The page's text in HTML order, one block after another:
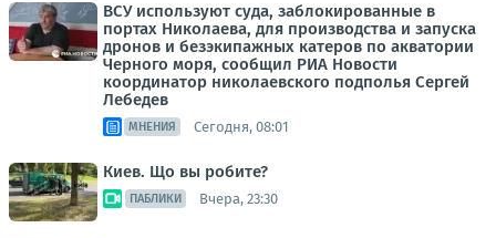
ВСУ используют суда, заблокированные в
портах Николаева, для производства и запуска
дронов и безэкипажных катеров по акватории
Черного моря, сообщил РИА Новости
координатор николаевского подполья Сергей
Лебедев
МНЕНИЯ Сегодня, 08:01
Киев. Що вы робите?
ПАБЛИКИ Вчера, 23:30